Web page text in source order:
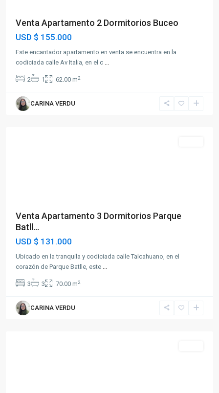
Venta Apartamento 2 Dormitorios Buceo
USD $ 155.000
Este encantador apartamento en venta se encuentra en la
codiciada calle Av Italia, en el c ...
2 1 62.00 m2
CARINA VERDU
Parque
Venta Apartamento 3 Dormitorios Parque
Batll...
USD $ 131.000
Ubicado en la tranquila y codiciada calle Talcahuano, en el
corazón de Parque Batlle, este ...
3 3 70.00 m2
CARINA VERDU